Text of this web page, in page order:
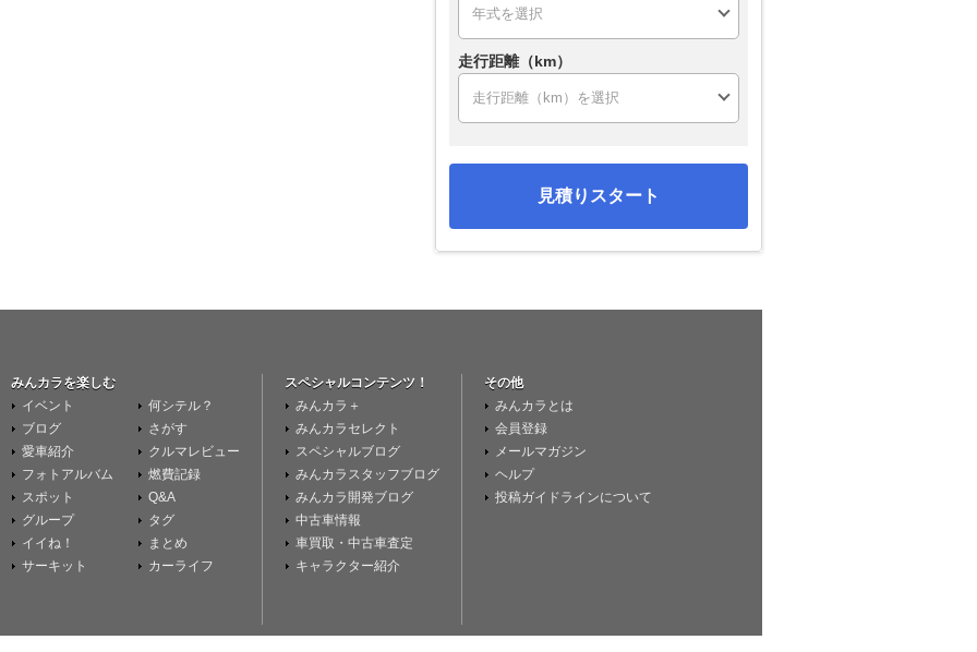
走行距離（km）
見積りスタート
みんカラを楽しむ
イベント
ブログ
愛車紹介
フォトアルバム
スポット
グループ
イイね！
サーキット
何シテル？
さがす
クルマレビュー
燃費記録
Q&A
タグ
まとめ
カーライフ
スペシャルコンテンツ！
みんカラ＋
みんカラセレクト
スペシャルブログ
みんカラスタッフブログ
みんカラ開発ブログ
中古車情報
車買取・中古車査定
キャラクター紹介
その他
みんカラとは
会員登録
メールマガジン
ヘルプ
投稿ガイドラインについて